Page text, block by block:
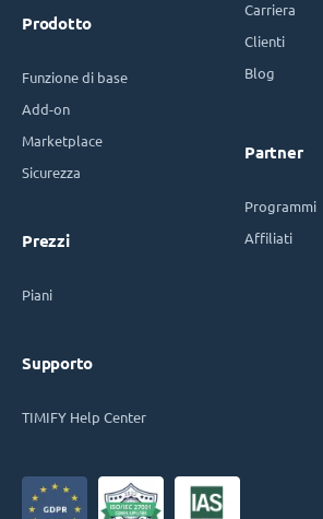
Prodotto
Funzione di base
Add-on
Marketplace
Sicurezza
Prezzi
Piani
Supporto
TIMIFY Help Center
Carriera
Clienti
Blog
Partner
Programmi
Affiliati